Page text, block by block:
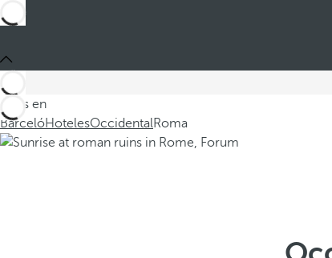
Estás en
BarcelóHotelesOccidentalRoma